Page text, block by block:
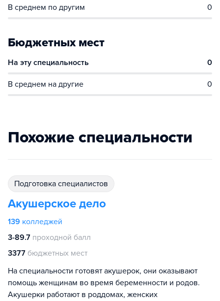
В среднем по другим 0
Бюджетных мест
На эту специальность 0
В среднем на другие 0
Похожие специальности
подготовка специалистов
Акушерское дело
139 колледжей
3-89.7 проходной балл
3377 бюджетных мест
На специальности готовят акушерок, они оказывают
помощь женщинам во время беременности и родов.
Акушерки работают в роддомах, женских